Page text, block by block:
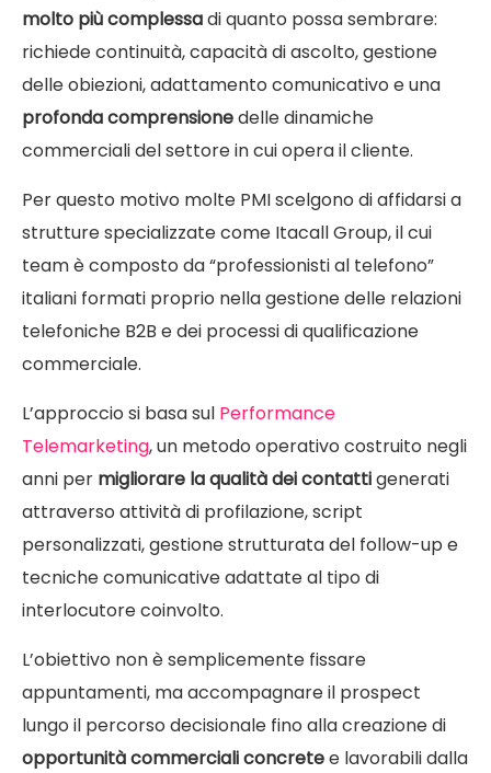
molto più complessadi quanto possa sembrare:
richiede continuità, capacità di ascolto, gestione
delle obiezioni, adattamento comunicativo e una
profonda comprensionedelle dinamiche
commerciali del settore in cui opera il cliente.
Per questo motivo molte PMI scelgono di affidarsi a
strutture specializzate come Itacall Group, il cui
team è composto da “professionisti al telefono”
italiani formati proprio nella gestione delle relazioni
telefoniche B2B e dei processi di qualificazione
commerciale.
L’approccio si basa sul Performance
Telemarketing, un metodo operativo costruito negli
anni per migliorare la qualità dei contattigenerati
attraverso attività di profilazione, script
personalizzati, gestione strutturata del follow-up e
tecniche comunicative adattate al tipo di
interlocutore coinvolto.
L’obiettivo non è semplicemente fissare
appuntamenti, ma accompagnare il prospect
lungo il percorso decisionale fino alla creazione di
opportunità commerciali concretee lavorabili dalla